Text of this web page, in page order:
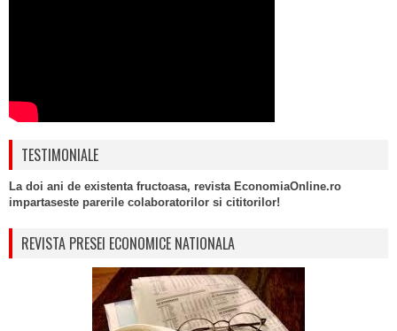
TESTIMONIALE
La doi ani de existenta fructoasa, revista EconomiaOnline.ro
impartaseste parerile colaboratorilor si cititorilor!
REVISTA PRESEI ECONOMICE NATIONALA